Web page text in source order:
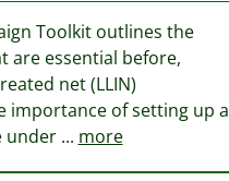
Toolkit outlines the
are essential before,
net (LLIN)
importance of setting up a
under ... more